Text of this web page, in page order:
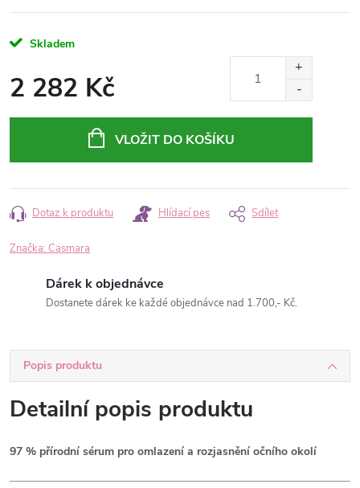
Skladem
2 282 Kč
VLOŽIT DO KOŠÍKU
Dotaz k produktu Hlídací pes Sdílet
Značka: Casmara
Dárek k objednávce
Dostanete dárek ke každé objednávce nad 1.700,- Kč.
Popis produktu
Detailní popis produktu
97 % přírodní sérum pro omlazení a rozjasnění očního okolí